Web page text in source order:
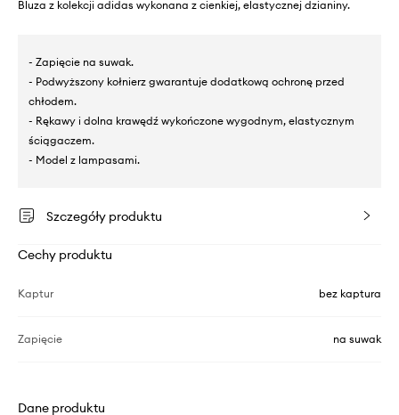
Bluza z kolekcji adidas wykonana z cienkiej, elastycznej dzianiny.
- Zapięcie na suwak.
- Podwyższony kołnierz gwarantuje dodatkową ochronę przed
chłodem.
- Rękawy i dolna krawędź wykończone wygodnym, elastycznym
ściągaczem.
- Model z lampasami.
Szczegóły produktu
Cechy produktu
Kaptur bez kaptura
Zapięcie na suwak
Dane produktu